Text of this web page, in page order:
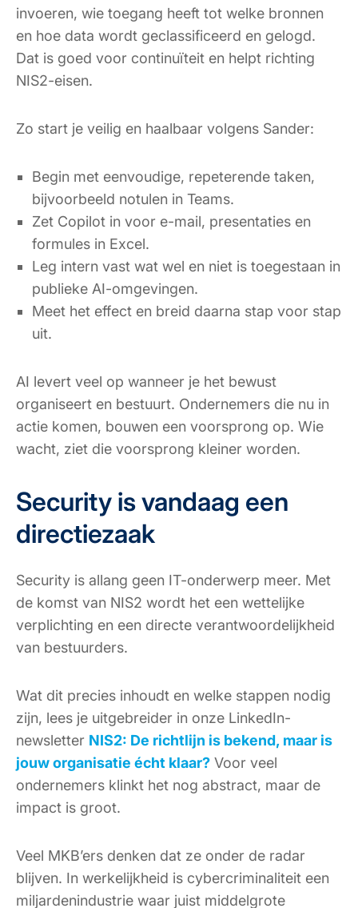
invoeren, wie toegang heeft tot welke bronnen
en hoe data wordt geclassificeerd en gelogd.
Dat is goed voor continuïteit en helpt richting
NIS2-eisen.
Zo start je veilig en haalbaar volgens Sander:
Begin met eenvoudige, repeterende taken,
bijvoorbeeld notulen in Teams.
Zet Copilot in voor e-mail, presentaties en
formules in Excel.
Leg intern vast wat wel en niet is toegestaan in
publieke AI-omgevingen.
Meet het effect en breid daarna stap voor stap
uit.
AI levert veel op wanneer je het bewust
organiseert en bestuurt. Ondernemers die nu in
actie komen, bouwen een voorsprong op. Wie
wacht, ziet die voorsprong kleiner worden.
Security is vandaag een
directiezaak
Security is allang geen IT-onderwerp meer. Met
de komst van NIS2 wordt het een wettelijke
verplichting en een directe verantwoordelijkheid
van bestuurders.
Wat dit precies inhoudt en welke stappen nodig
zijn, lees je uitgebreider in onze LinkedIn-
newsletter NIS2: De richtlijn is bekend, maar is
jouw organisatie écht klaar? Voor veel
ondernemers klinkt het nog abstract, maar de
impact is groot.
Veel MKB’ers denken dat ze onder de radar
blijven. In werkelijkheid is cybercriminaliteit een
miljardenindustrie waar juist middelgrote